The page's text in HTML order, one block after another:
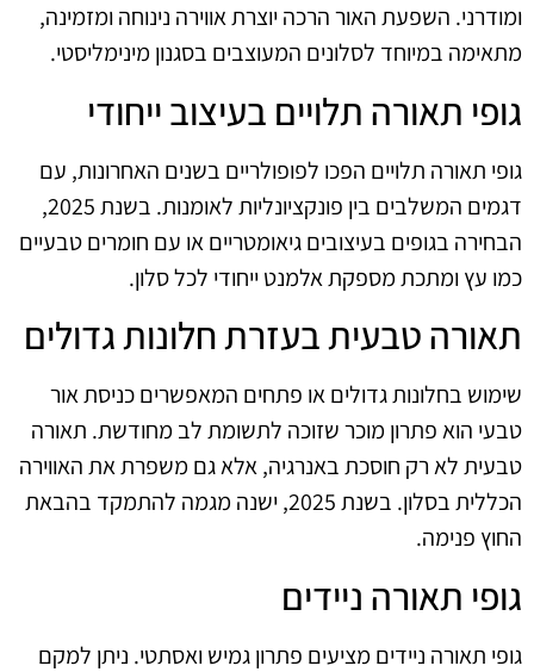
ומודרני. השפעת האור הרכה יוצרת אווירה נינוחה ומזמינה,
מתאימה במיוחד לסלונים המעוצבים בסגנון מינימליסטי.
גופי תאורה תלויים בעיצוב ייחודי
גופי תאורה תלויים הפכו לפופולריים בשנים האחרונות, עם
דגמים המשלבים בין פונקציונליות לאומנות. בשנת 2025,
הבחירה בגופים בעיצובים גיאומטריים או עם חומרים טבעיים
כמו עץ ומתכת מספקת אלמנט ייחודי לכל סלון.
תאורה טבעית בעזרת חלונות גדולים
שימוש בחלונות גדולים או פתחים המאפשרים כניסת אור
טבעי הוא פתרון מוכר שזוכה לתשומת לב מחודשת. תאורה
טבעית לא רק חוסכת באנרגיה, אלא גם משפרת את האווירה
הכללית בסלון. בשנת 2025, ישנה מגמה להתמקד בהבאת
החוץ פנימה.
גופי תאורה ניידים
גופי תאורה ניידים מציעים פתרון גמיש ואסתטי. ניתן למקם